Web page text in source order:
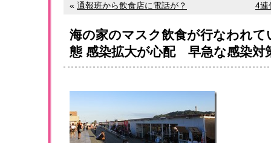
« 通報班から飲食店に電話が？ 4連
海の家のマスク飲食が行なわれ
態 感染拡大が心配 早急な感染対